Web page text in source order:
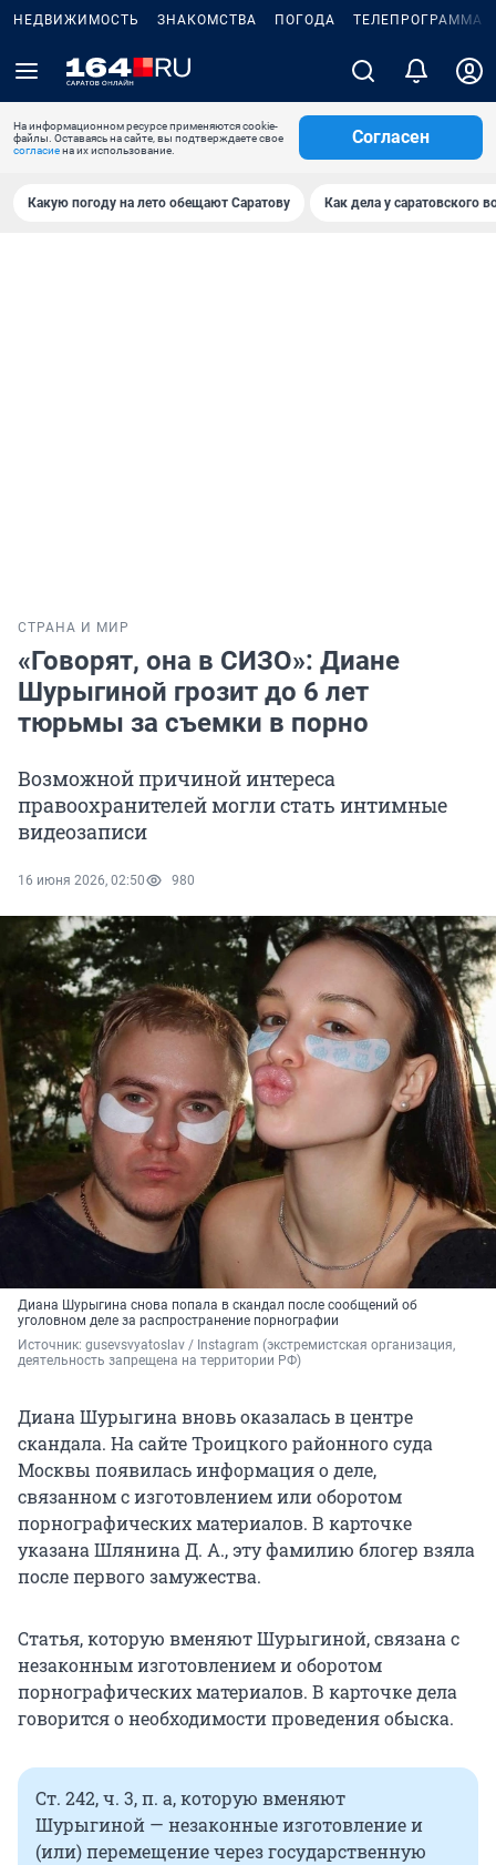
НЕДВИЖИМОСТЬ ЗНАКОМСТВА ПОГОДА ТЕЛЕПРОГРАММА
На информационном ресурсе применяются cookie-
файлы. Оставаясь на сайте, вы подтверждаете свое
согласиена их использование.
Согласен
Какую погоду на лето обещают Саратову Как дела у саратовского
СТРАНА И МИР
«Говорят, она в СИЗО»: Диане
Шурыгиной грозит до 6 лет
тюрьмы за съемки в порно
Возможной причиной интереса
правоохранителей могли стать интимные
видеозаписи
16 июня 2026, 02:50 980
Диана Шурыгина снова попала в скандал после сообщений об
уголовном деле за распространение порнографии
Источник: gusevsvyatoslav / Instagram (экстремистская организация,
деятельность запрещена на территории РФ)
Диана Шурыгина вновь оказалась в центре
скандала. На сайте Троицкого районного суда
Москвы появилась информация о деле,
связанном с изготовлением или оборотом
порнографических материалов. В карточке
указана Шлянина Д. А., эту фамилию блогер взяла
после первого замужества.
Статья, которую вменяют Шурыгиной, связана с
незаконным изготовлением и оборотом
порнографических материалов. В карточке дела
говорится о необходимости проведения обыска.
Ст. 242, ч. 3, п. а, которую вменяют
Шурыгиной — незаконные изготовление и
(или) перемещение через государственную